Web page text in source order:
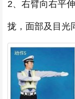
2、右臂向右平
拢，面部及目光